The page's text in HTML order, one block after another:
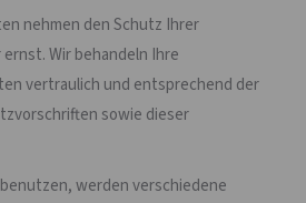
nehmen den Schutz Ihrer
Wir behandeln Ihre
vertraulich und entsprechend der
sowie dieser
werden verschiedene